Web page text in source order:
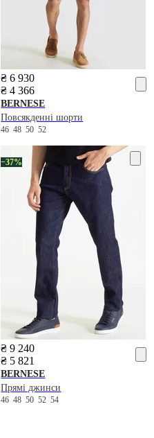
₴ 6 930
₴ 4 366
BERNESE
Повсякденні шорти
46485052
−37%
₴ 9 240
₴ 5 821
BERNESE
Прямі джинси
4648505254